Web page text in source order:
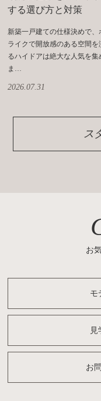
する選び方と対策
新築一戸建ての仕様決めで、
ライクで開放感のある空間を
るハイドアは絶大な人気を集
ま…
2026.07.31
ス
お
モ
見
お